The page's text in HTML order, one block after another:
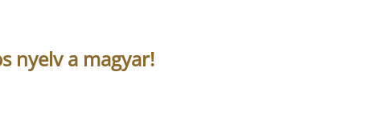
nyelv a magyar!